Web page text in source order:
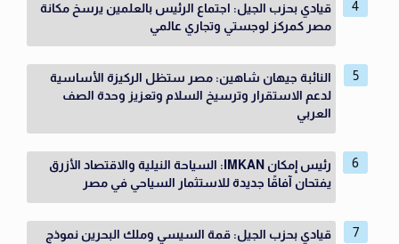
قيادي بحزب الجيل: اجتماع الرئيس بالعلمين يرسخ مكانة
مصر كمركز لوجستي وتجاري عالمي
النائبة جيهان شاهين: مصر ستظل الركيزة الأساسية
لدعم الاستقرار وترسيخ السلام وتعزيز وحدة الصف
العربي
رئيس إمكان IMKAN: السياحة النيلية والاقتصاد الأزرق
يفتحان آفاقًا جديدة للاستثمار السياحي في مصر
قيادي بحزب الجيل: قمة السيسي وملك البحرين نموذج